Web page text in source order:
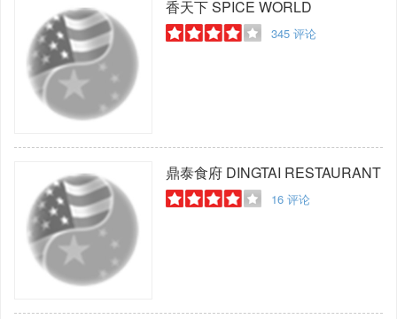
香天下SPICE WORLD
345评论
鼎泰食府DINGTAI RESTAURANT
16评论